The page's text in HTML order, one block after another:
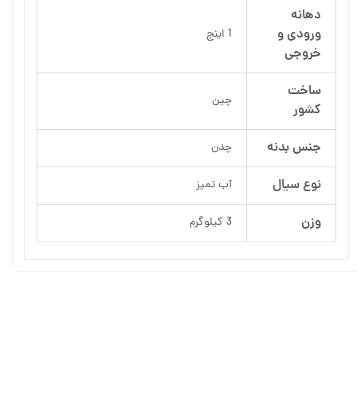
دهانه
ورودی و
خروجی
1 اینچ
ساخت
کشور
چین
جنس بدنه چدن
نوع سیال آب تمیز
وزن 3 کیلوگرم